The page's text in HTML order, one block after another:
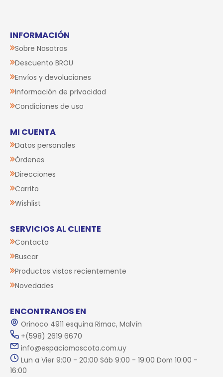
INFORMACIÓN
Sobre Nosotros
Descuento BROU
Envíos y devoluciones
Información de privacidad
Condiciones de uso
MI CUENTA
Datos personales
Órdenes
Direcciones
Carrito
Wishlist
SERVICIOS AL CLIENTE
Contacto
Buscar
Productos vistos recientemente
Novedades
ENCONTRANOS EN
Orinoco 4911 esquina Rimac, Malvín
+(598) 2619 6670
info@espaciomascota.com.uy
Lun a Vier 9:00 - 20:00 Sáb 9:00 - 19:00 Dom 10:00 -
16:00